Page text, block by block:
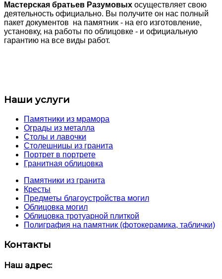
Мастерская братьев Разумовых осуществляет свою
деятельность официально. Вы получите он нас полный
пакет документов на памятник - на его изготовление,
установку, на работы по облицовке - и официальную
гарантию на все виды работ.
Наши услуги
Памятники из мрамора
Ограды из металла
Столы и лавочки
Столешницы из гранита
Портрет в портрете
Гранитная облицовка
Памятники из гранита
Кресты
Предметы благоустройства могил
Облицовка могил
Облицовка тротуарной плиткой
Полиграфия на памятник (фотокерамика, таблички)
Контакты
Наш адрес: